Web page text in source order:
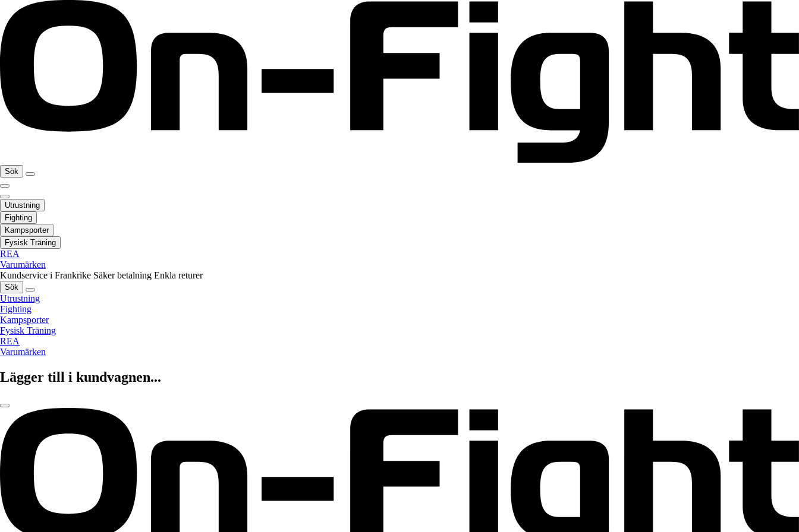
Sök
Utrustning
Fighting
Kampsporter
Fysisk Träning
REA
Varumärken
Kundservice i Frankrike Säker betalning Enkla returer
Sök
Utrustning
Fighting
Kampsporter
Fysisk Träning
REA
Varumärken
Lägger till i kundvagnen...